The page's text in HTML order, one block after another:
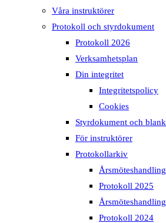
Våra instruktörer
Protokoll och styrdokument
Protokoll 2026
Verksamhetsplan
Din integritet
Integritetspolicy
Cookies
Styrdokument och
För instruktörer
Protokollarkiv
Protokoll 2025
Protokoll 2024